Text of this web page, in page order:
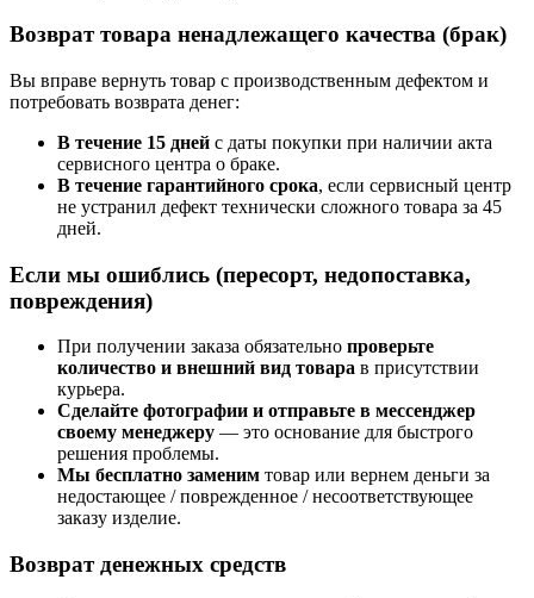
Возврат товара ненадлежащего качества (брак)
Вы вправе вернуть товар с производственным дефектом и
потребовать возврата денег:
В течение 15 дней с даты покупки при наличии акта
сервисного центра о браке.
В течение гарантийного срока, если сервисный центр
не устранил дефект технически сложного товара за 45
дней.
Если мы ошиблись (пересорт, недопоставка,
повреждения)
При получении заказа обязательно проверьте
количество и внешний вид товара в присутствии
курьера.
Сделайте фотографии и отправьте в мессенджер
своему менеджеру — это основание для быстрого
решения проблемы.
Мы бесплатно заменим товар или вернем деньги за
недостающее / поврежденное / несоответствующее
заказу изделие.
Возврат денежных средств